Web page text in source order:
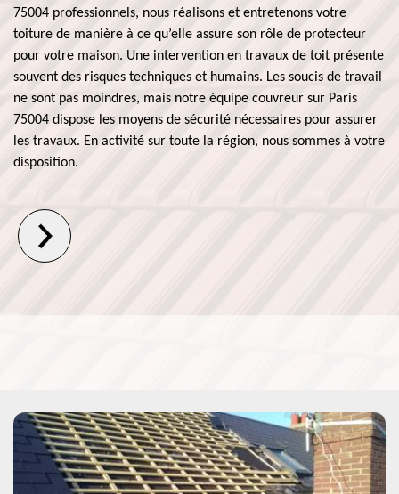
75004 professionnels, nous réalisons et entretenons votre
toiture de manière à ce qu’elle assure son rôle de protecteur
pour votre maison. Une intervention en travaux de toit présente
souvent des risques techniques et humains. Les soucis de travail
ne sont pas moindres, mais notre équipe couvreur sur Paris
75004 dispose les moyens de sécurité nécessaires pour assurer
les travaux. En activité sur toute la région, nous sommes à votre
disposition.